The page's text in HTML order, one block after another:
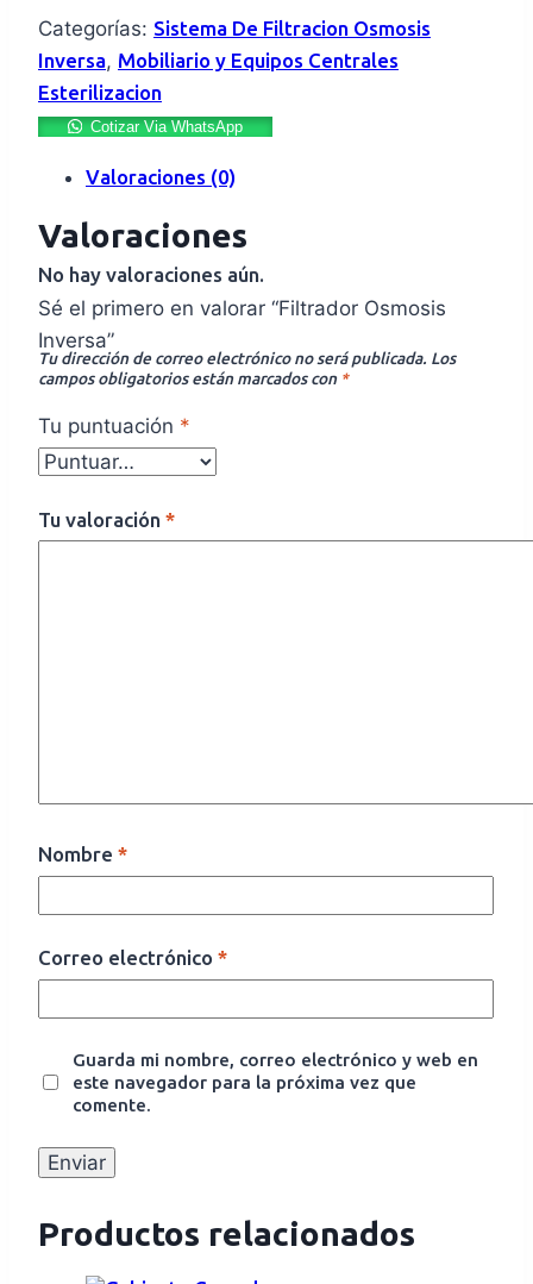
Categorías: Sistema De Filtracion Osmosis
Inversa, Mobiliario y Equipos Centrales
Esterilizacion
Cotizar Via WhatsApp
Valoraciones (0)
Valoraciones
No hay valoraciones aún.
Sé el primero en valorar “Filtrador Osmosis
Inversa”
Tu dirección de correo electrónico no será publicada. Los
campos obligatorios están marcados con *
Tu puntuación *
Tu valoración *
Nombre *
Correo electrónico *
Guarda mi nombre, correo electrónico y web en
este navegador para la próxima vez que
comente.
Productos relacionados